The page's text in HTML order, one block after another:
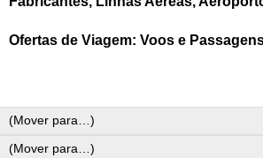
Ofertas de Viagem: Voos e